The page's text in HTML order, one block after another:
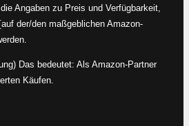
Angaben zu Preis und Verfügbarkeit,
der/den maßgeblichen Amazon-
Das bedeutet: Als Amazon-Partner
Käufen.